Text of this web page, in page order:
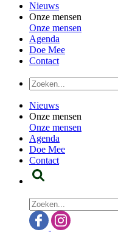
Nieuws
Onze mensen
Onze mensen
Agenda
Doe Mee
Contact
Nieuws
Onze mensen
Onze mensen
Agenda
Doe Mee
Contact